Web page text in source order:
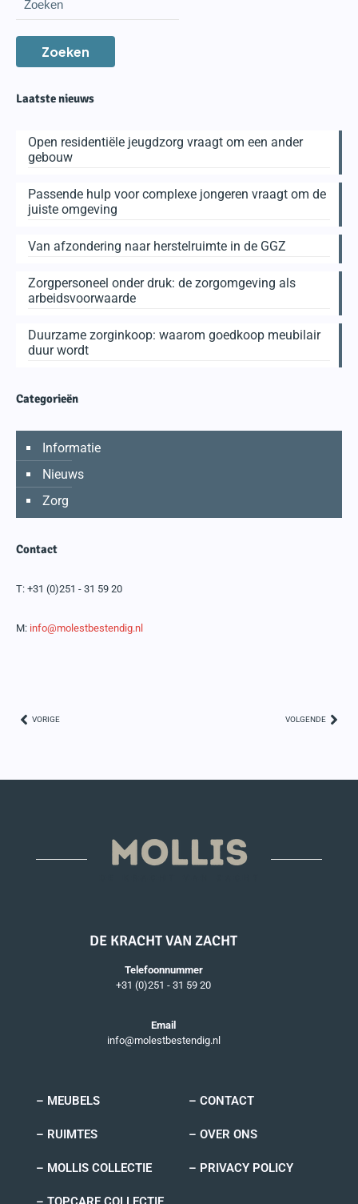
Zoeken
Laatste nieuws
Open residentiële jeugdzorg vraagt om een ander
gebouw
Passende hulp voor complexe jongeren vraagt om de
juiste omgeving
Van afzondering naar herstelruimte in de GGZ
Zorgpersoneel onder druk: de zorgomgeving als
arbeidsvoorwaarde
Duurzame zorginkoop: waarom goedkoop meubilair
duur wordt
Categorieën
Informatie
Nieuws
Zorg
Contact
T: +31 (0)251 - 31 59 20
M: info@molestbestendig.nl
VORIGE VOLGENDE
DE KRACHT VAN ZACHT
Telefoonnummer
+31 (0)251 - 31 59 20
Email
info@molestbestendig.nl
– MEUBELS
– RUIMTES
– MOLLIS COLLECTIE
– CONTACT
– OVER ONS
– PRIVACY POLICY